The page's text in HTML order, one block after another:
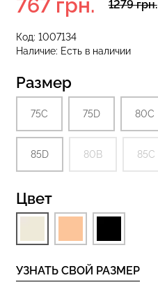
Код: 1007134
Наличие: Есть в наличии
1279 грн.
767 грн.
Размер
75C 75D 80С
85D 80В 85С
Цвет
УЗНАТЬ СВОЙ РАЗМЕР
BRIEFS